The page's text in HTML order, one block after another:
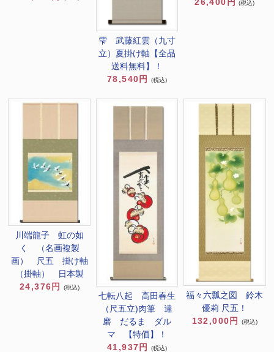
雫 武藤紅雲（九寸
立）夏掛け軸【全品
送料無料】！
78,540円
(税込)
(税込)
川端龍子 虹の如
く （名画複製
画） 尺五 掛け軸
（掛軸） 日本製
24,376円
(税込)
七転八起 高田春生
（尺五立)肉筆 達
磨 だるま ダル
マ 【特価】！
41,937円
(税込)
福々六瓢之図 鈴木
優莉 尺五！
132,000円
(税込)